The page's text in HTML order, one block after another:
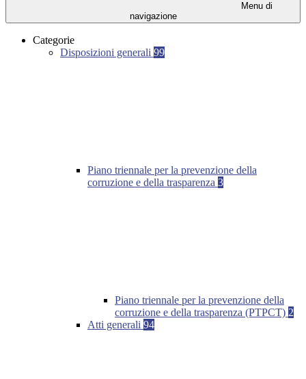
Menu di
navigazione
Categorie
Disposizioni generali 99
Piano triennale per la prevenzione della
corruzione e della trasparenza 3
Piano triennale per la prevenzione della
corruzione e della trasparenza (PTPCT) 2
Atti generali 94